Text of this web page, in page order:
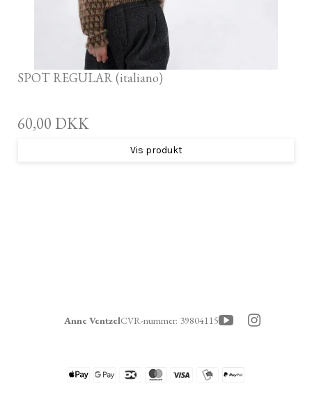
SPOT REGULAR (italiano)
60,00 DKK
Vis produkt
Anne VentzelCVR-nummer: 39804115